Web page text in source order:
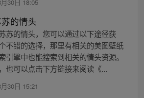
30日 18:05
的情头
苏的情头，您可以通过以下途径获
不错的选择，那里有相关的美图壁纸
引擎中也能搜索到相关的情头资源。
也可以点击下方链接来阅读《...
30日 15:21